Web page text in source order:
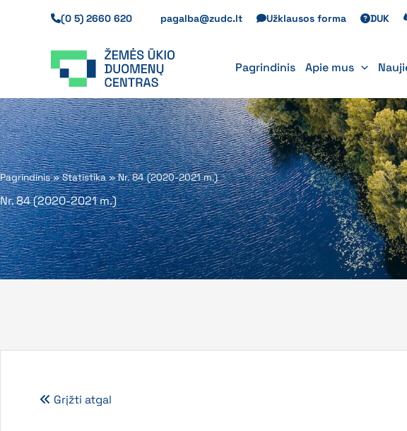
(0 5) 2660 620 pagalba@zudc.lt Užklausos forma DUK
Pagrindinis Apie mus
Pagrindinis»Statistika»Nr. 84 (2020-2021 m.)
Nr. 84 (2020-2021 m.)
Grįžti atgal